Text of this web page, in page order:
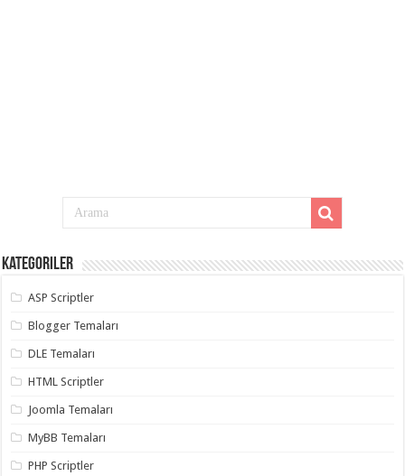
Kategoriler
ASP Scriptler
Blogger Temaları
DLE Temaları
HTML Scriptler
Joomla Temaları
MyBB Temaları
PHP Scriptler